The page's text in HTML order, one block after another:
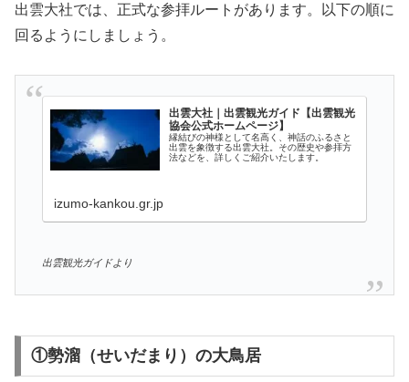
出雲大社では、正式な参拝ルートがあります。以下の順に
回るようにしましょう。
出雲大社｜出雲観光ガイド【出雲観光
協会公式ホームページ】
縁結びの神様として名高く、神話のふるさと
出雲を象徴する出雲大社。その歴史や参拝方
法などを、詳しくご紹介いたします。
izumo-kankou.gr.jp
出雲観光ガイドより
①勢溜（せいだまり）の大鳥居